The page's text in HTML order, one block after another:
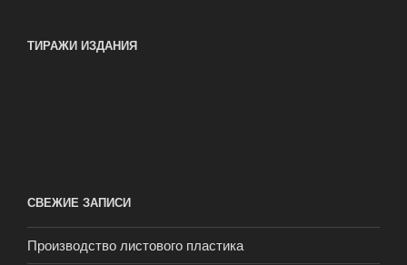
ТИРАЖИ ИЗДАНИЯ
СВЕЖИЕ ЗАПИСИ
Производство листового пластика